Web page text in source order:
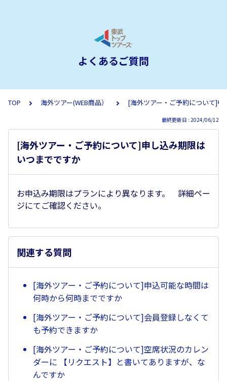
よくあるご質問
TOP 海外ツアー(WEB商品） [海外ツアー・ご予約について]
最終更新日 : 2024/06/12
[海外ツアー・ご予約について]申し込み期限は
いつまでですか
お申込み期限はプランにより異なります。 詳細ペー
ジにてご確認ください。
関連する質問
[海外ツアー・ご予約について]申込可能な時間は
何時から何時までですか
[海外ツアー・ご予約について]会員登録しなくて
も予約できますか
[海外ツアー・ご予約について]空席状況のカレン
ダーに 【リクエスト】と書いてありますが、な
んですか